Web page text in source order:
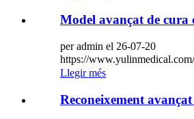
Model avançat de
per admin el 26-07-20
https://
Llegir més
Reconeixement